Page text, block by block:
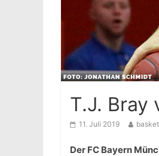
T.J. Bray
11. Juli 2019
Der FC Bayern